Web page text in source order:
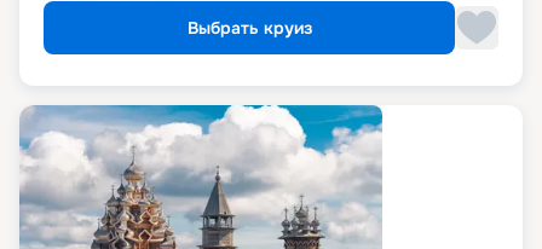
Выбрать круиз